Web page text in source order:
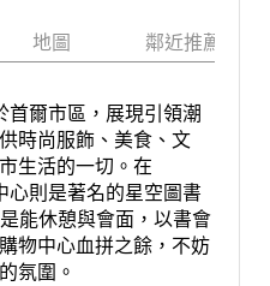
地圖 鄰近推薦景點
首爾市區，展現引領潮
時尚服飾、美食、文
生活的一切。在
心則是著名的星空圖書
能休憩與會面，以書會
物中心血拼之餘，不妨
氛圍。